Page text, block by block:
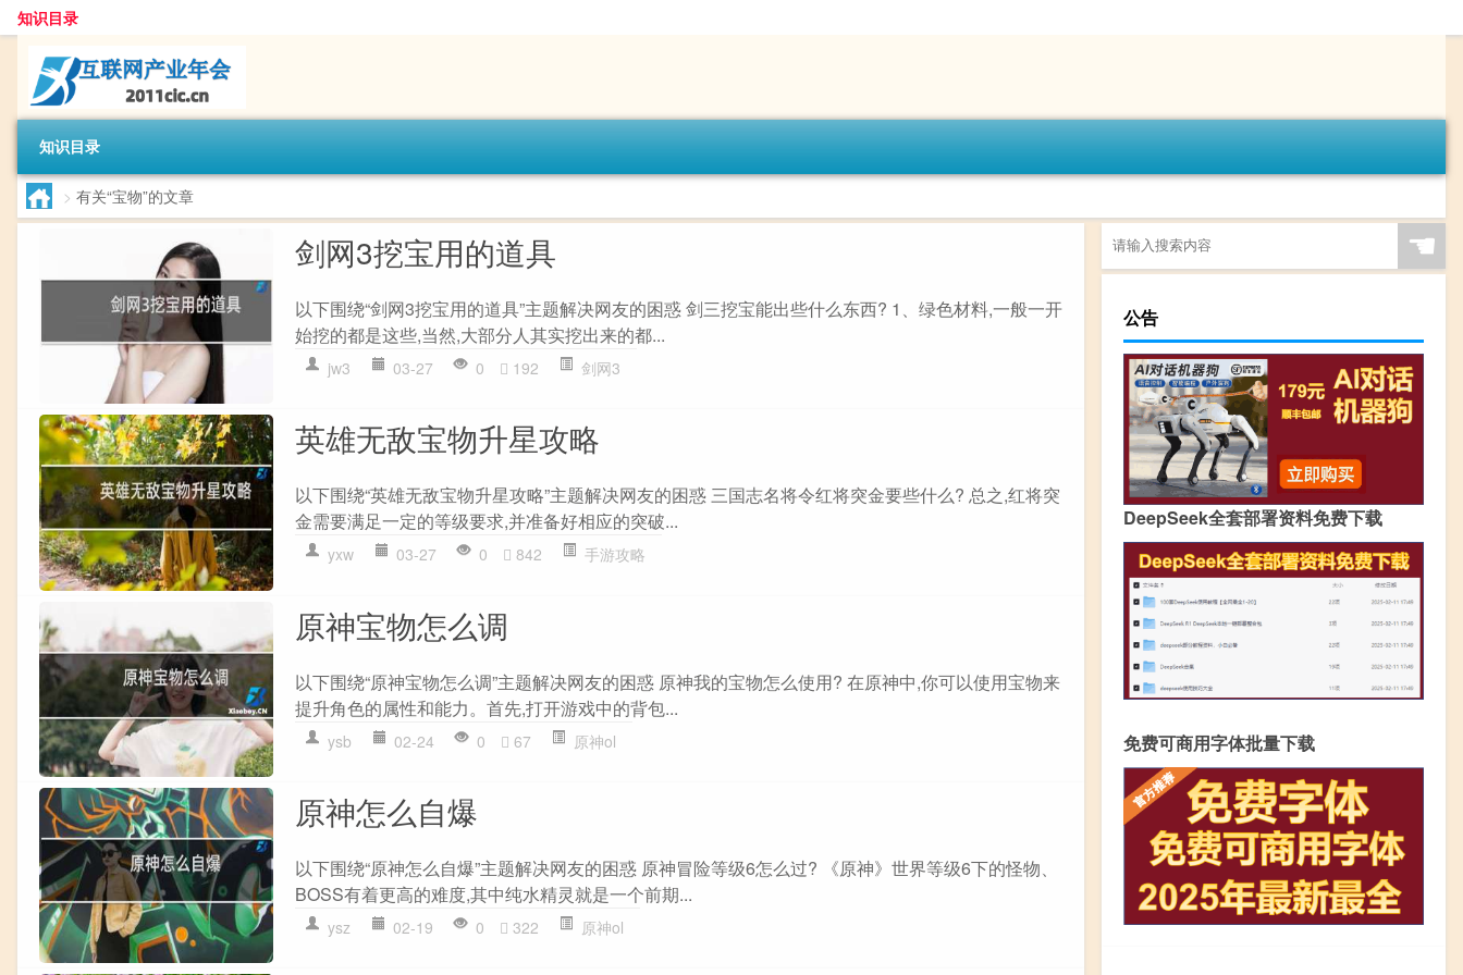
知识目录
知识目录
> 有关“宝物”的文章
剑网3挖宝用的道具
以下围绕“剑网3挖宝用的道具”主题解决网友的困惑 剑三挖宝能出些什么东西? 1、绿色材料,一般一开
始挖的都是这些,当然,大部分人其实挖出来的都...
jw3 03-27 0 192 剑网3
英雄无敌宝物升星攻略
以下围绕“英雄无敌宝物升星攻略”主题解决网友的困惑 三国志名将令红将突金要些什么? 总之,红将突
金需要满足一定的等级要求,并准备好相应的突破...
yxw 03-27 0 842 手游攻略
原神宝物怎么调
以下围绕“原神宝物怎么调”主题解决网友的困惑 原神我的宝物怎么使用? 在原神中,你可以使用宝物来
提升角色的属性和能力。首先,打开游戏中的背包...
ysb 02-24 0 67 原神ol
原神怎么自爆
以下围绕“原神怎么自爆”主题解决网友的困惑 原神冒险等级6怎么过? 《原神》世界等级6下的怪物、
BOSS有着更高的难度,其中纯水精灵就是一个前期...
ysz 02-19 0 322 原神ol
☚
公告
DeepSeek全套部署资料免费下载
免费可商用字体批量下载